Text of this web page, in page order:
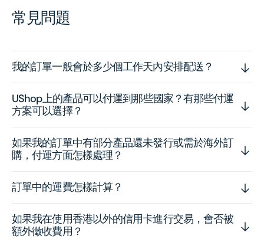
常見問題
我的訂單一般會於多少個工作天內安排配送？
UShop上的產品可以付運到那些國家？有那些付運
方案可以選擇？
如果我的訂單中有部分產品還未發行或需於海外訂
購，付運方面怎樣處理？
訂單中的運費怎樣計算？
如果我在使用香港以外的信用卡進行交易，會否被
額外徵收費用？